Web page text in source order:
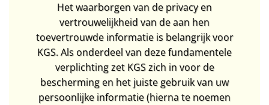
Het waarborgen van de privacy en
vertrouwelijkheid van de aan hen
toevertrouwde informatie is belangrijk voor
KGS. Als onderdeel van deze fundamentele
verplichting zet KGS zich in voor de
bescherming en het juiste gebruik van uw
persoonlijke informatie (hierna te noemen